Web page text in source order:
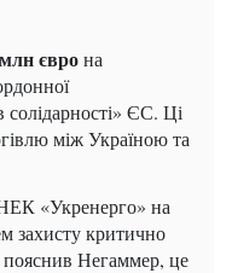
єврона
ЄС. Ці
між Україною та
«Укренерго» на
захисту критично
пояснив Негаммер, це